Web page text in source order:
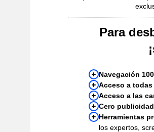
Para
Navegación
Acceso a
Acceso a las
Cero publicidad
Herramientas
los expertos,